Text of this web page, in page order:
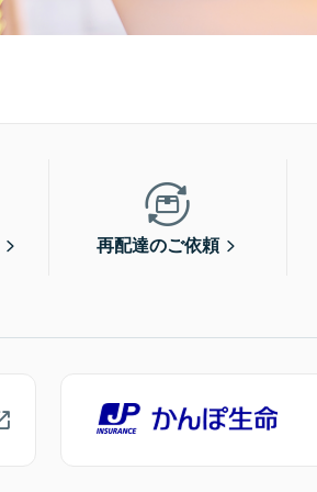
再配達のご依頼